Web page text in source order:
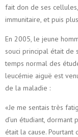
fait don de ses
immunitaire, et puis
En 2005, le jeune
souci principal était de
temps normal des
leucémie aiguë est
de la maladie :
«Je me sentais très
d’un étudiant,
était la cause. Pourtant